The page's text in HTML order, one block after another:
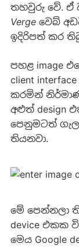
තහවුරු වේ. ඒ
Vergeවෙබ්
ඉදිරිපත් කර
පහළ image
client
කරමින්
අළුත් design
පෙනුමටත්
තියනවා.
මේ පෙන්නලා
device එකක
මෙය Google